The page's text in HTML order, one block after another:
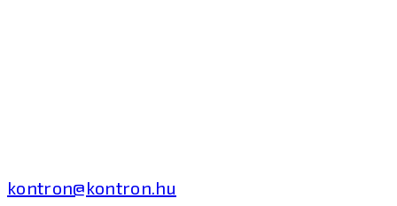
kontron@kontron.hu